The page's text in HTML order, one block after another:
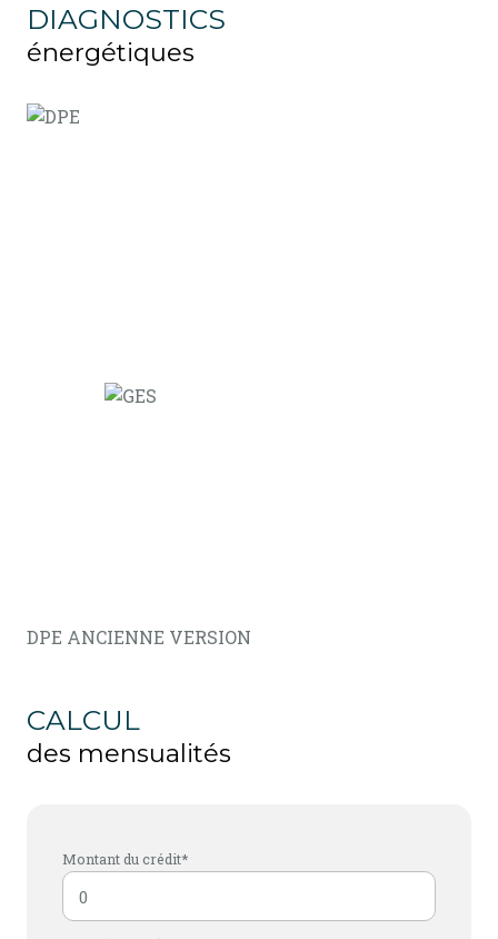
DIAGNOSTICS
énergétiques
DPE ANCIENNE VERSION
CALCUL
des mensualités
Montant du crédit*